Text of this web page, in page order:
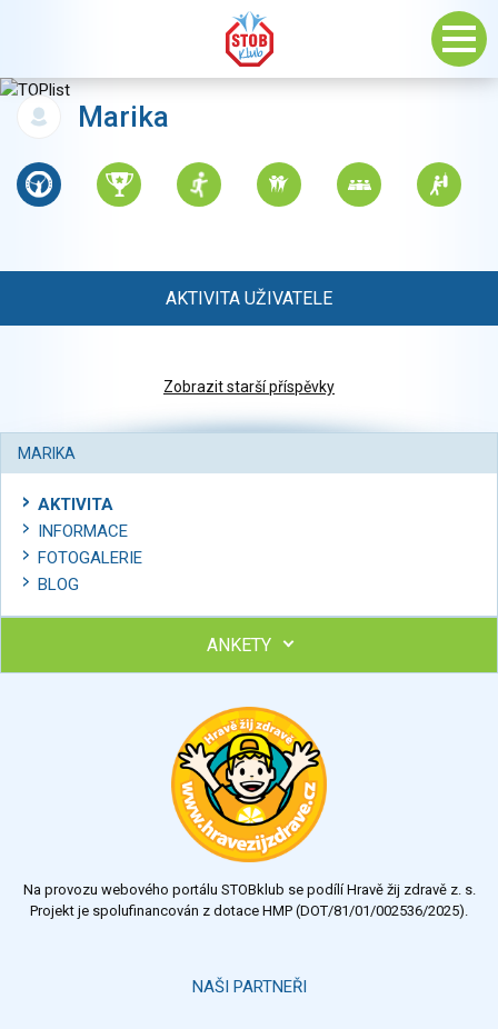
Marika
AKTIVITA UŽIVATELE
Zobrazit starší příspěvky
MARIKA
AKTIVITA
INFORMACE
FOTOGALERIE
BLOG
ANKETY
Výsledky Všechny ankety
Na provozu webového portálu STOBklub se podílí Hravě žij zdravě z. s.
Projekt je spolufinancován z dotace HMP (DOT/81/01/002536/2025).
NAŠI PARTNEŘI